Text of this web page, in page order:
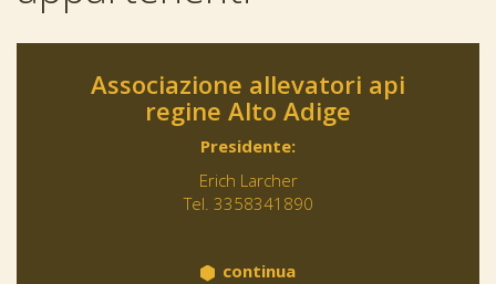
Associazione allevatori api
regine Alto Adige
Presidente:
Erich Larcher
Tel. 3358341890
continua